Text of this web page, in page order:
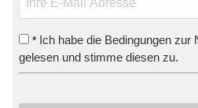
* Ich habe die Bedingungen zur
gelesen und stimme diesen zu.